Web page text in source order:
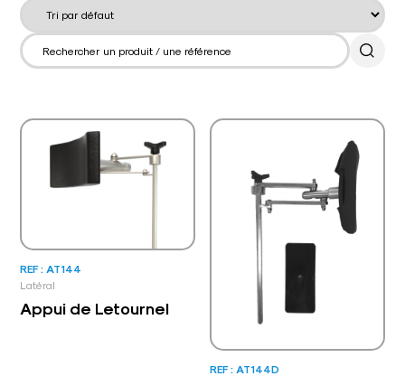
Latéral
REF : AT144
Appui de Letournel
REF : AT144D